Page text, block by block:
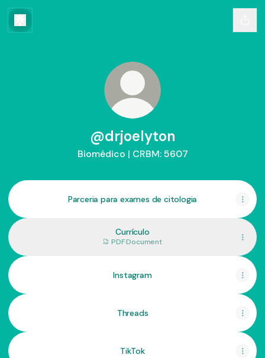
@drjoelyton
Biomédico | CRBM: 5607
Parceria para exames de citologia
Currículo
PDF·Document
Instagram
Threads
TikTok